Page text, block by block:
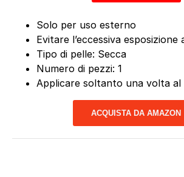
Solo per uso esterno
Evitare l’eccessiva esposizione
Tipo di pelle: Secca
Numero di pezzi: 1
Applicare soltanto una volta al
ACQUISTA DA AMAZON